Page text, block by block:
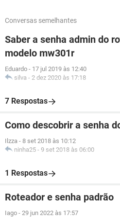
Conversas semelhantes
Saber a senha admin do
modelo mw301r
Eduardo - 17 jul 2019 às 12:40
silva - 2 dez 2020 às 17:18
7 Respostas
Como descobrir a senha
Ilzza - 8 set 2018 às 10:12
ninha25 - 9 set 2018 às 06:00
1 Respostas
Roteador e senha padrão
Iago - 29 jun 2022 às 17:57